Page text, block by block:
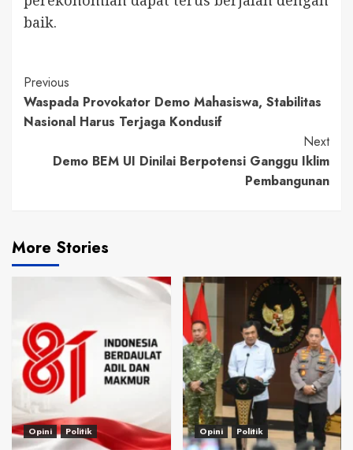
baik.
Continue
Reading
Previous
Waspada Provokator Demo Mahasiswa, Stabilitas
Nasional Harus Terjaga Kondusif
Next
Demo BEM UI Dinilai Berpotensi Ganggu Iklim
Pembangunan
More Stories
Opini Politik Opini Politik